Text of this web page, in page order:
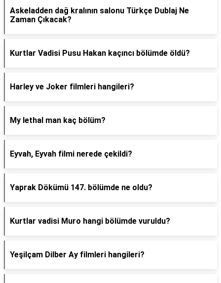
Askeladden dağ kralının salonu Türkçe Dublaj Ne
Zaman Çıkacak?
Kurtlar Vadisi Pusu Hakan kaçıncı bölümde öldü?
Harley ve Joker filmleri hangileri?
My lethal man kaç bölüm?
Eyvah, Eyvah filmi nerede çekildi?
Yaprak Dökümü 147. bölümde ne oldu?
Kurtlar vadisi Muro hangi bölümde vuruldu?
Yeşilçam Dilber Ay filmleri hangileri?